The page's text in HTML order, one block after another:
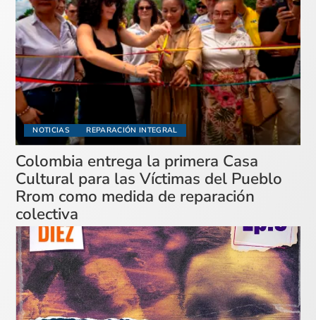
NOTICIAS REPARACIÓN INTEGRAL
Colombia entrega la primera Casa
Cultural para las Víctimas del Pueblo
Rrom como medida de reparación
colectiva